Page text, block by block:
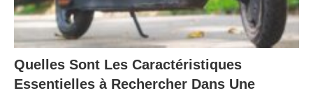
Quelles Sont Les Caractéristiques
Essentielles à Rechercher Dans Une